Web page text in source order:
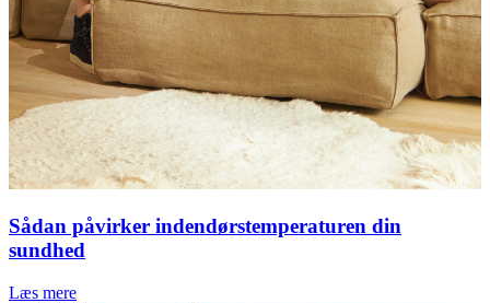
Sådan påvirker indendørstemperaturen din
sundhed
Læs mere